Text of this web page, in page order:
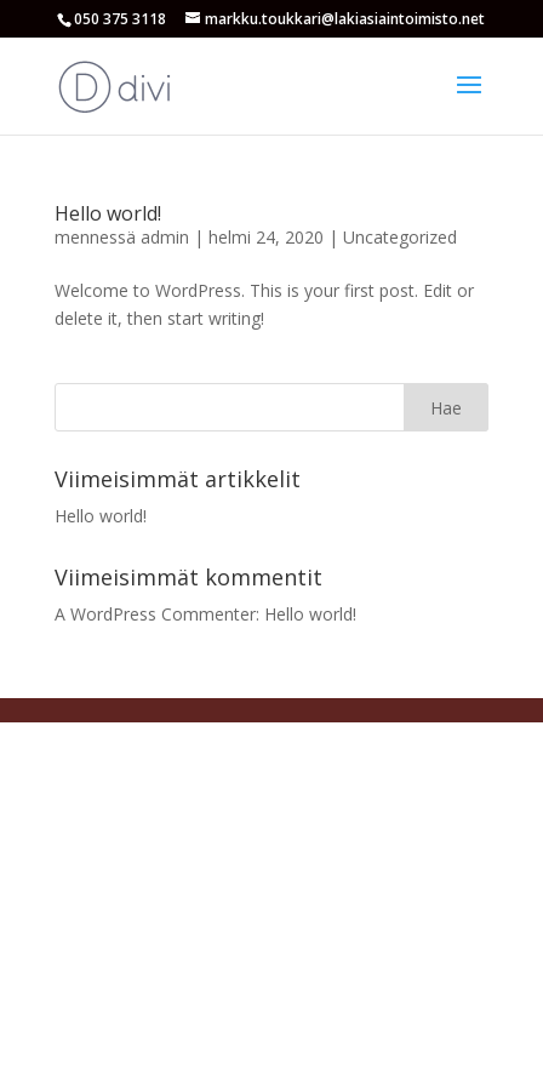
050 375 3118 markku.toukkari@lakiasiaintoimisto.net
Hello world!
mennessä admin | helmi 24, 2020 | Uncategorized
Welcome to WordPress. This is your first post. Edit or
delete it, then start writing!
Viimeisimmät artikkelit
Hello world!
Viimeisimmät kommentit
A WordPress Commenter: Hello world!